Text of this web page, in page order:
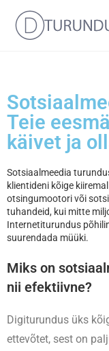
Teie
käivet ja
Sotsiaalmeedia
klientideni kõige
otsingumootori või
tuhandeid, kui mitte
Internetiturundus
suurendada müüki.
Miks on
nii efektiivne?
Digiturundus üks
ettevõtet, sest on